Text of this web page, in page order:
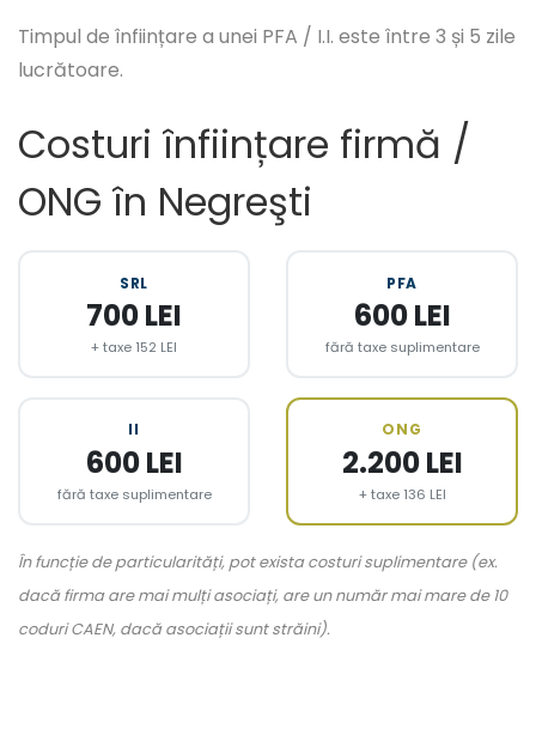
Timpul de înființare a unei PFA / I.I. este între 3 și 5 zile
lucrătoare.
Costuri înființare firmă /
ONG în Negreşti
SRL
700 LEI
+ taxe 152 LEI
PFA
600 LEI
fără taxe suplimentare
II
600 LEI
fără taxe suplimentare
ONG
2.200 LEI
+ taxe 136 LEI
În funcție de particularități, pot exista costuri suplimentare (ex.
dacă firma are mai mulți asociați, are un număr mai mare de 10
coduri CAEN, dacă asociații sunt străini).